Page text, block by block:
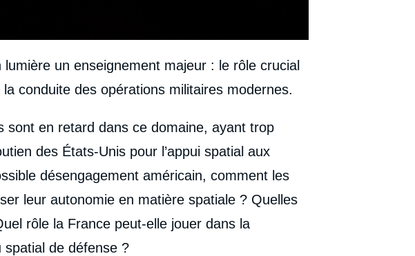
lumière un enseignement majeur : le rôle crucial
conduite des opérations militaires modernes.
sont en retard dans ce domaine, ayant trop
des États-Unis pour l’appui spatial aux
désengagement américain, comment les
leur autonomie en matière spatiale ? Quelles
rôle la France peut-elle jouer dans la
spatial de défense ?